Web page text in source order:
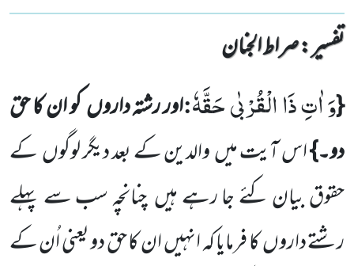
تفسیر : ‎صراط الجنان
{وَ اٰتِ ذَا الْقُرْبٰى حَقَّهٗ:اور رشتہ داروںکو ان کا حق
دو۔}اس آیت میںوالدین کے بعد دیگر لوگوںکے
حقوق بیان کئے جا رہے ہیںچنانچہ سب سے پہلے
رشتے داروںکا فرمایا کہ انہیںان کا حق دو یعنی اُن کے